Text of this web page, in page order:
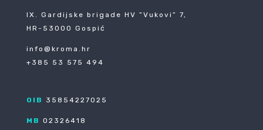
IX. Gardijske brigade HV ”Vukovi” 7,
HR-53000 Gospić
info@kroma.hr
+385 53 575 494
OIB 35854227025
MB 02326418